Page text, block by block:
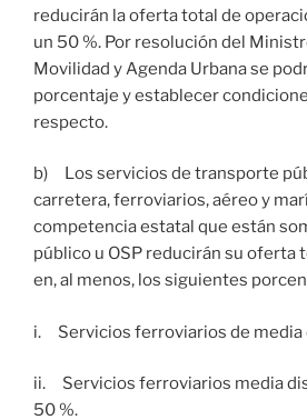
reducirán la oferta total de
un 50 %. Por resolución del
Movilidad y Agenda Urbana se
porcentaje y establecer
respecto.
b) Los servicios de transporte
carretera, ferroviarios, aéreo y
competencia estatal que están
público u OSP reducirán su oferta
en, al menos, los siguientes
i. Servicios ferroviarios de media
ii. Servicios ferroviarios media
50 %.